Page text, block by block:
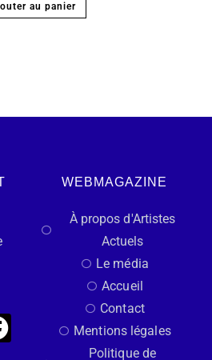
au panier
WEBMAGAZINE
À propos d'Artistes
Actuels
Le média
Accueil
Contact
Mentions légales
Politique de